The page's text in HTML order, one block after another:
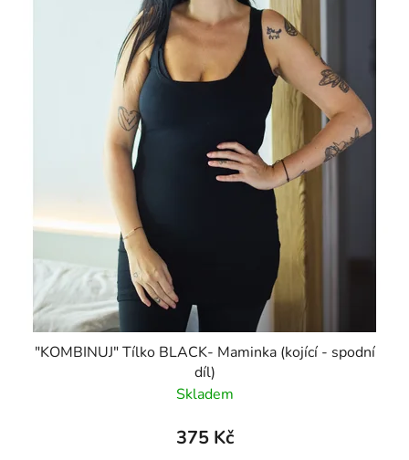
"KOMBINUJ" Tílko BLACK- Maminka (kojící - spodní
díl)
Skladem
375 Kč